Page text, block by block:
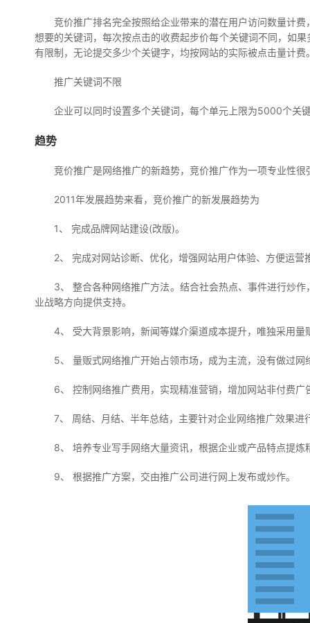
竞价推广排名完全按照给企业带来的潜在用户访问数量计
想要的关键词，每次按点击的收费起步价每个关键词不同，如
有限制，无论提交多少个关键字，均按网站的实际被点击量计
推广关键词不限
企业可以同时设置多个关键词，每个单元上限为5000个关
趋势
竞价推广是网络推广的新趋势，竞价推广作为一项专业性
2011年发展趋势来看，竞价推广的新发展趋势为
1、 完成品牌网站建设(改版)。
2、 完成对网站诊断、优化，增强网站用户体验、方便运营
3、 整合各种网络推广方法。结合社会热点、事件进行炒
业战略方向提供支持。
4、 受大背景影响，新闻等媒介渠道成本提升，唯独采用量
5、 量贩式网络推广开始占领市场，成为主流，没有做过
6、 控制网络推广费用，实现精准营销，增加网站非付费广
7、 周结、月结、半年总结，主要针对企业网络推广效果进
8、 培养专业写手网络大量资讯，根据企业或产品特点提炼
9、 根据推广方案，交由推广公司进行网上发布或炒作。